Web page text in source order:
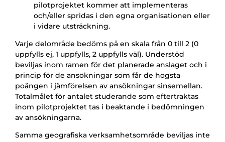
pilotprojektet kommer att implementeras
och/eller spridas i den egna organisationen eller
i vidare utsträckning.
Varje delområde bedöms på en skala från 0 till 2 (0
uppfylls ej, 1 uppfylls, 2 uppfylls väl). Understöd
beviljas inom ramen för det planerade anslaget och i
princip för de ansökningar som får de högsta
poängen i jämförelsen av ansökningar sinsemellan.
Totalmålet för antalet studerande som eftertraktas
inom pilotprojektet tas i beaktande i bedömningen
av ansökningarna.
Samma geografiska verksamhetsområde beviljas inte